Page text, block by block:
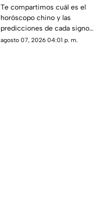
predicciones de este 7
de agosto de 2026 para
cada signo del zodiaco?
Te compartimos cuál es el
horóscopo chino y las
predicciones de cada signo
para el día de hoy, viernes 7 de
agosto 07, 2026 04:01 p. m.